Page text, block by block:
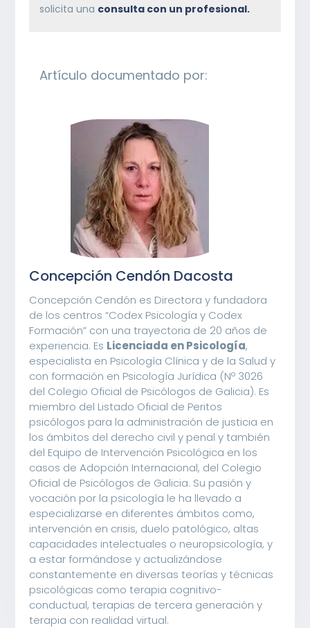
solicita una consulta con un profesional.
Artículo documentado por:
Concepción Cendón Dacosta
Concepción Cendón es Directora y fundadora
de los centros “Codex Psicología y Codex
Formación” con una trayectoria de 20 años de
experiencia. Es Licenciada en Psicología,
especialista en Psicología Clínica y de la Salud y
con formación en Psicología Jurídica (Nº 3026
del Colegio Oficial de Psicólogos de Galicia). Es
miembro del Listado Oficial de Peritos
psicólogos para la administración de justicia en
los ámbitos del derecho civil y penal y también
del Equipo de Intervención Psicológica en los
casos de Adopción Internacional, del Colegio
Oficial de Psicólogos de Galicia. Su pasión y
vocación por la psicología le ha llevado a
especializarse en diferentes ámbitos como,
intervención en crisis, duelo patológico, altas
capacidades intelectuales o neuropsicología, y
a estar formándose y actualizándose
constantemente en diversas teorías y técnicas
psicológicas como terapia cognitivo-
conductual, terapias de tercera generación y
terapia con realidad virtual.